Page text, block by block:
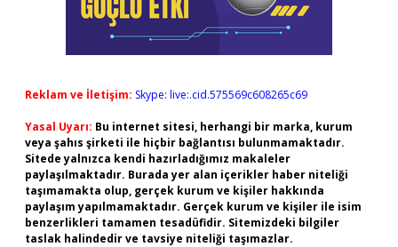
Reklam ve İletişim: Skype: live:.cid.575569c608265c69
Yasal Uyarı: Bu internet sitesi, herhangi bir marka, kurum
veya şahıs şirketi ile hiçbir bağlantısı bulunmamaktadır.
Sitede yalnızca kendi hazırladığımız makaleler
paylaşılmaktadır. Burada yer alan içerikler haber niteliği
taşımamakta olup, gerçek kurum ve kişiler hakkında
paylaşım yapılmamaktadır. Gerçek kurum ve kişiler ile isim
benzerlikleri tamamen tesadüfidir. Sitemizdeki bilgiler
taslak halindedir ve tavsiye niteliği taşımazlar.